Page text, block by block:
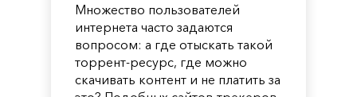
Множество пользователей
интернета часто задаются
вопросом: а где отыскать такой
торрент-ресурс, где можно
скачивать контент и не платить за